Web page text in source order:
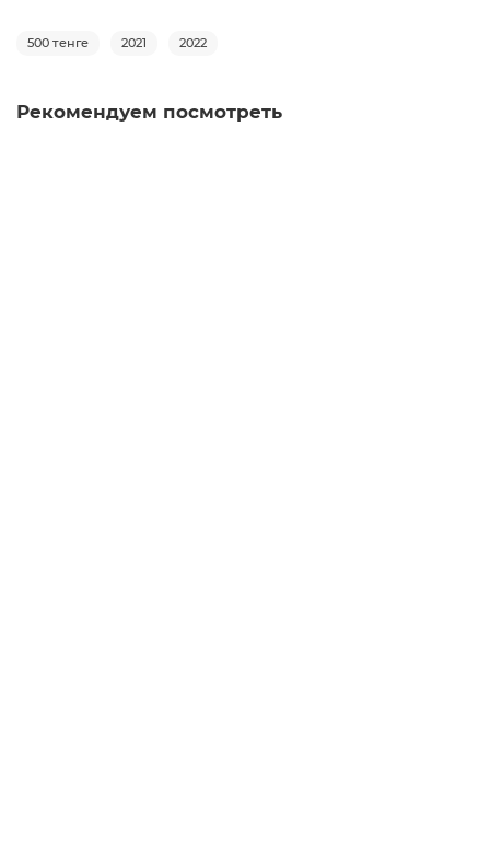
500 тенге 2021 2022
Рекомендуем посмотреть